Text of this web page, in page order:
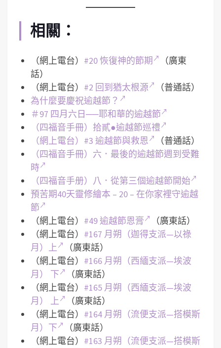
相關：
（網上電台） #20 恢復神的節期
（廣東
話）
（網上電台） #2 回到猶太根源
（普通話）
為什麼要慶祝逾越節？
＃97 四月六日──耶和華的逾越節
（四福音手冊）拾貳●逾越節巡禮
（網上電台）#3 逾越節與救恩
（普通話）
（四福音手冊）六．最後的逾越節週到受難
時
（四福音手册）八．從第三個逾越節開始
預苦期40天靈修繪本 – 20 – 在你家裡守逾越
節
（網上電台） #49 逾越節恩膏
（廣東話）
（網上電台） #167 月朔（迦得支派—以祿
月）上
（廣東話）
（網上電台） #166 月朔（西緬支派—埃波
月） 下
（廣東話）
（網上電台） #165 月朔（西緬支派—埃波
月） 上
（廣東話）
（網上電台） #164 月朔（流便支派—搭模斯
月）下
（廣東話）
（網上電台） #163 月朔（流便支派—搭模斯